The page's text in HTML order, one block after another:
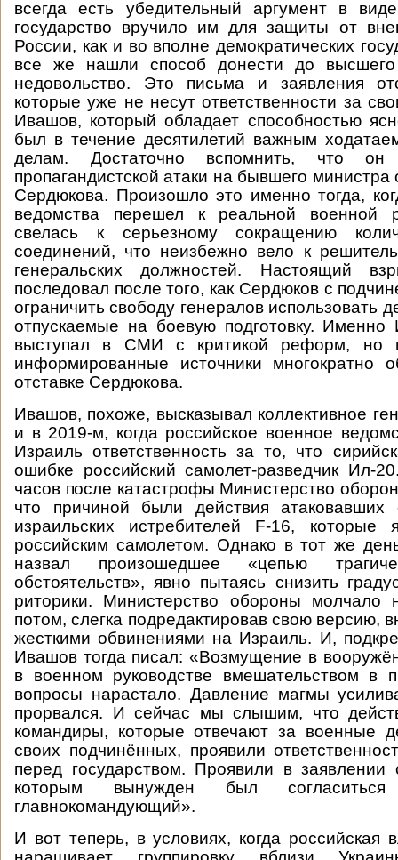
всегда есть убедительный аргумент в
государство вручило им для защиты от
России, как и во вполне демократических
все же нашли способ донести до высшего
недовольство. Это письма и заявления
которые уже не несут ответственности за
Ивашов, который обладает способностью
был в течение десятилетий важным
делам. Достаточно вспомнить, что
пропагандистской атаки на бывшего
Сердюкова. Произошло это именно тогда,
ведомства перешел к реальной военной
свелась к серьезному сокращению
соединений, что неизбежно вело к
генеральских должностей. Настоящий
последовал после того, как Сердюков с
ограничить свободу генералов использовать
отпускаемые на боевую подготовку.
выступал в СМИ с критикой реформ, но
информированные источники многократно
отставке Сердюкова.
Ивашов, похоже, высказывал коллективное
и в 2019-м, когда российское военное
Израиль ответственность за то, что
ошибке российский самолет-разведчик Ил-
часов после катастрофы Министерство
что причиной были действия
израильских истребителей F-16, которые
российским самолетом. Однако в тот же
назвал произошедшее «цепью
обстоятельств», явно пытаясь снизить
риторики. Министерство обороны молчало
потом, слегка подредактировав свою версию,
жесткими обвинениями на Израиль. И,
Ивашов тогда писал: «Возмущение в
в военном руководстве вмешательством в
вопросы нарастало. Давление магмы
прорвался. И сейчас мы слышим, что
командиры, которые отвечают за военные
своих подчинённых, проявили
перед государством. Проявили в
которым вынужден был
главнокомандующий».
И вот теперь, в условиях, когда российская